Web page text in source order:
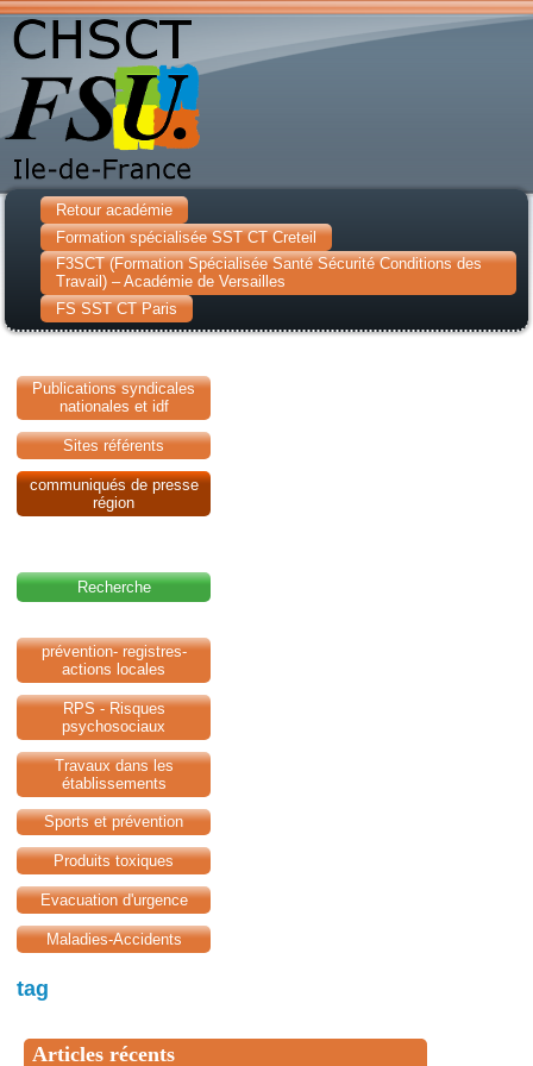
Retour académie
Formation spécialisée SST CT Creteil
F3SCT (Formation Spécialisée Santé Sécurité Conditions des
Travail) – Académie de Versailles
FS SST CT Paris
Publications syndicales
nationales et idf
Sites référents
communiqués de presse
région
Recherche
prévention- registres-
actions locales
RPS - Risques
psychosociaux
Travaux dans les
établissements
Sports et prévention
Produits toxiques
Evacuation d'urgence
Maladies-Accidents
tag
Articles récents